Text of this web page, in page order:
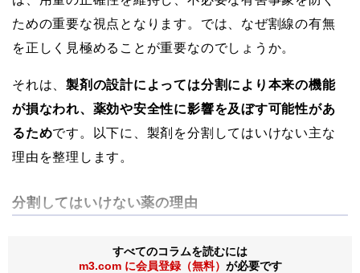
ための重要な視点となります。では、なぜ割線の有無
を正しく見極めることが重要なのでしょうか。
それは、製剤の設計によっては分割により本来の機能
が損なわれ、薬効や安全性に影響を及ぼす可能性があ
るためです。以下に、製剤を分割してはいけない主な
理由を整理します。
分割してはいけない薬の理由
すべてのコラムを読むには
m3.com に会員登録（無料） が必要です